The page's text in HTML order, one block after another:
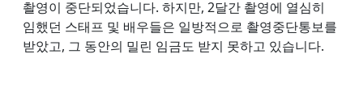
촬영이 중단되었습니다. 하지만, 2달간 촬영에 열심히
임했던 스태프 및 배우들은 일방적으로 촬영중단통보를
받았고, 그 동안의 밀린 임금도 받지 못하고 있습니다.